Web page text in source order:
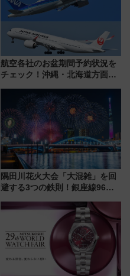
航空各社のお盆期間予約状況を
チェック！沖縄・北海道方面は
隅田川花火大会「大混雑」を回
避する3つの鉄則！銀座線96本
ツリー駅の規制まとめ 7/25開催